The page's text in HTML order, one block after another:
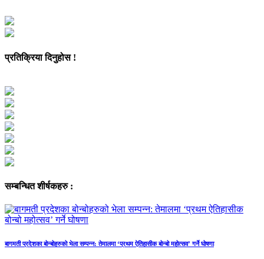
प्रतिक्रिया दिनुहोस !
सम्बन्धित शीर्षकहरु :
बागमती प्रदेशका बोन्बोहरुको भेला सम्पन्न: तेमालमा ‘प्रथम ऐतिहासीक बोन्बो महोत्सव’ गर्ने घोषणा